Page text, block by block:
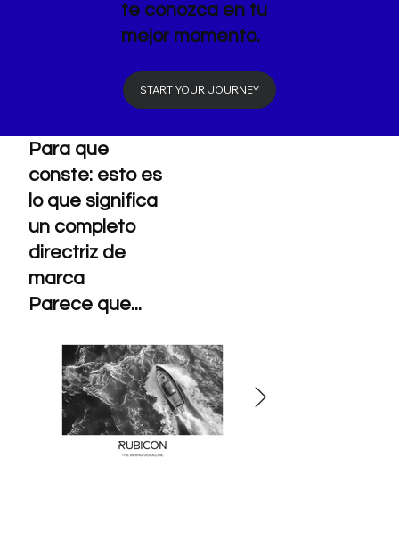
te conozca en tu
mejor momento.
START YOUR JOURNEY
Para que
conste: esto es
lo que significa
un completo
directriz de
marca
Parece que...